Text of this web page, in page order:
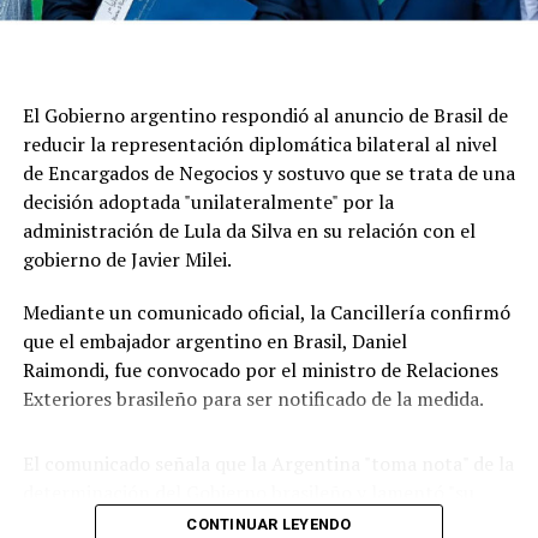
razón, nos retiraban la representación de Venezuela.
Eso es mucho más grave que cualquier cosa que haya
ocurrido hasta ese momento y marca el modo en que la
Argentina viene manejando este tema".
Para el canciller, "Brasil viene teniendo conflicto con
varios países como Paraguay", lo que, a su criterio, indica
que “no es una cuestión solo con la Argentina" sino una
una decisión de esa nación de “escalar temas" que, para
el gobierno de Milei, "tienen que permanecer en el
ámbito ideológico y político de una contienda electoral
en la que estamos claramente enfrentados en el deseo
Por su parte, Milei encabezará esta semana una nueva
El Gobierno argentino respondió al anuncio de Brasil de
reducir la representación diplomática bilateral al nivel
de Encargados de Negocios y sostuvo que se trata de una
decisión adoptada "unilateralmente" por la
administración de Lula da Silva en su relación con el
gobierno de Javier Milei.
Mediante un comunicado oficial, la Cancillería confirmó
que el embajador argentino en Brasil, Daniel
Raimondi, fue convocado por el ministro de Relaciones
Exteriores brasileño para ser notificado de la medida.
decisión de continuar aislándose del resto de la
CONTINUAR LEYENDO